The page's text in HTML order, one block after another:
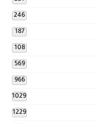
246
187
108
569
966
1029
1229